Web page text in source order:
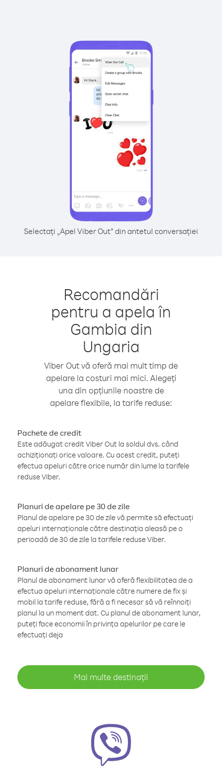
Selectați „Apel Viber Out” din antetul conversației
Recomandări
pentru a apela în
Gambia din
Ungaria
Viber Out vă oferă mai mult timp de
apelare la costuri mai mici. Alegeți
una din opțiunile noastre de
apelare flexibile, la tarife reduse:
Pachete de credit
Este adăugat credit Viber Out la soldul dvs. când
achiziționați orice valoare. Cu acest credit, puteți
efectua apeluri către orice număr din lume la tarifele
reduse Viber.
Planuri de apelare pe 30 de zile
Planul de apelare pe 30 de zile vă permite să efectuați
apeluri internaționale către destinația aleasă pe o
perioadă de 30 de zile la tarifele reduse Viber.
Planuri de abonament lunar
Planul de abonament lunar vă oferă flexibilitatea de a
efectua apeluri internaționale către numere de fix și
mobil la tarife reduse, fără a fi necesar să vă reînnoiți
planul la un moment dat. Cu planul de abonament lunar,
puteți face economii în privința apelurilor pe care le
efectuați deja
Mai multe destinații